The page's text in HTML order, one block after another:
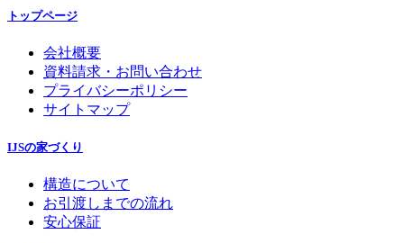
トップページ
会社概要
資料請求・お問い合わせ
プライバシーポリシー
サイトマップ
IJSの家づくり
構造について
お引渡しまでの流れ
安心保証